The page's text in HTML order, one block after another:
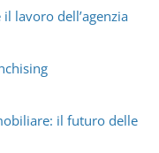
lavoro dell’agenzia
il futuro delle